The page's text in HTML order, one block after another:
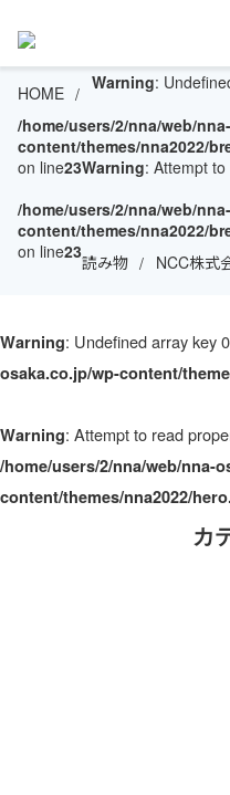
HOME Warning:
/home/users/2/nna/web/
content/themes/nna2022/
on line23Warning: Attempt
/home/users/2/nna/web/
content/themes/nna2022/
on line23読み物 NCC株式
Warning: Undefined array key
osaka.co.jp/wp-content/
Warning: Attempt to read
/home/users/2/nna/web/nna-
content/themes/nna2022/
カ